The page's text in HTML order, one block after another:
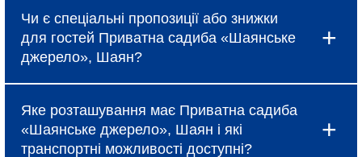
безкоштовний Wi-Fi, щоденне прибирання та
сніданок (за тарифом). Крім того, в Приватна
садиба «Шаянське джерело», Шаян доступні
додаткові зручності: ресторан, бар, спа-салон,
фітнес-центр, конференц-зали та трансфер до
аеропорту.
Чи є спеціальні пропозиції або знижки
для гостей Приватна садиба «Шаянське
джерело», Шаян?
Шаян регулярно пропонує акційні тарифи,
знижки при ранньому бронюванні та спеціальні
Яке розташування має Приватна садиба
«Шаянське джерело», Шаян і які
транспортні можливості доступні?